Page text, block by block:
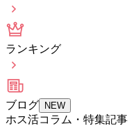
ランキング
ブログ NEW
ホス活コラム・特集記事